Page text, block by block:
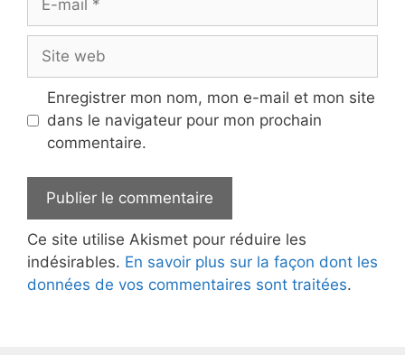
mail
web
Enregistrer mon nom, mon e-mail et mon site
dans le navigateur pour mon prochain
commentaire.
Ce site utilise Akismet pour réduire les
indésirables. En savoir plus sur la façon dont les
données de vos commentaires sont traitées.